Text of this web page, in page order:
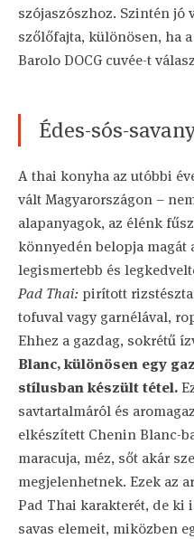
szójaszószhoz. Szintén jó
szőlőfajta, különösen, ha
Barolo DOCG cuvée-t
Édes-sós-
A thai konyha az utóbbi
vált Magyarországon –
alapanyagok, az élénk
könnyedén belopja magát
legismertebb és
Pad Thai: pirított
tofuval vagy garnélával,
Ehhez a gazdag, sokrétű
Blanc, különösen egy
stílusban készült tétel.
savtartalmáról és
elkészített Chenin Blanc-
maracuja, méz, sőt akár
megjelenhetnek. Ezek az
Pad Thai karakterét, de ki
savas elemeit, miközben